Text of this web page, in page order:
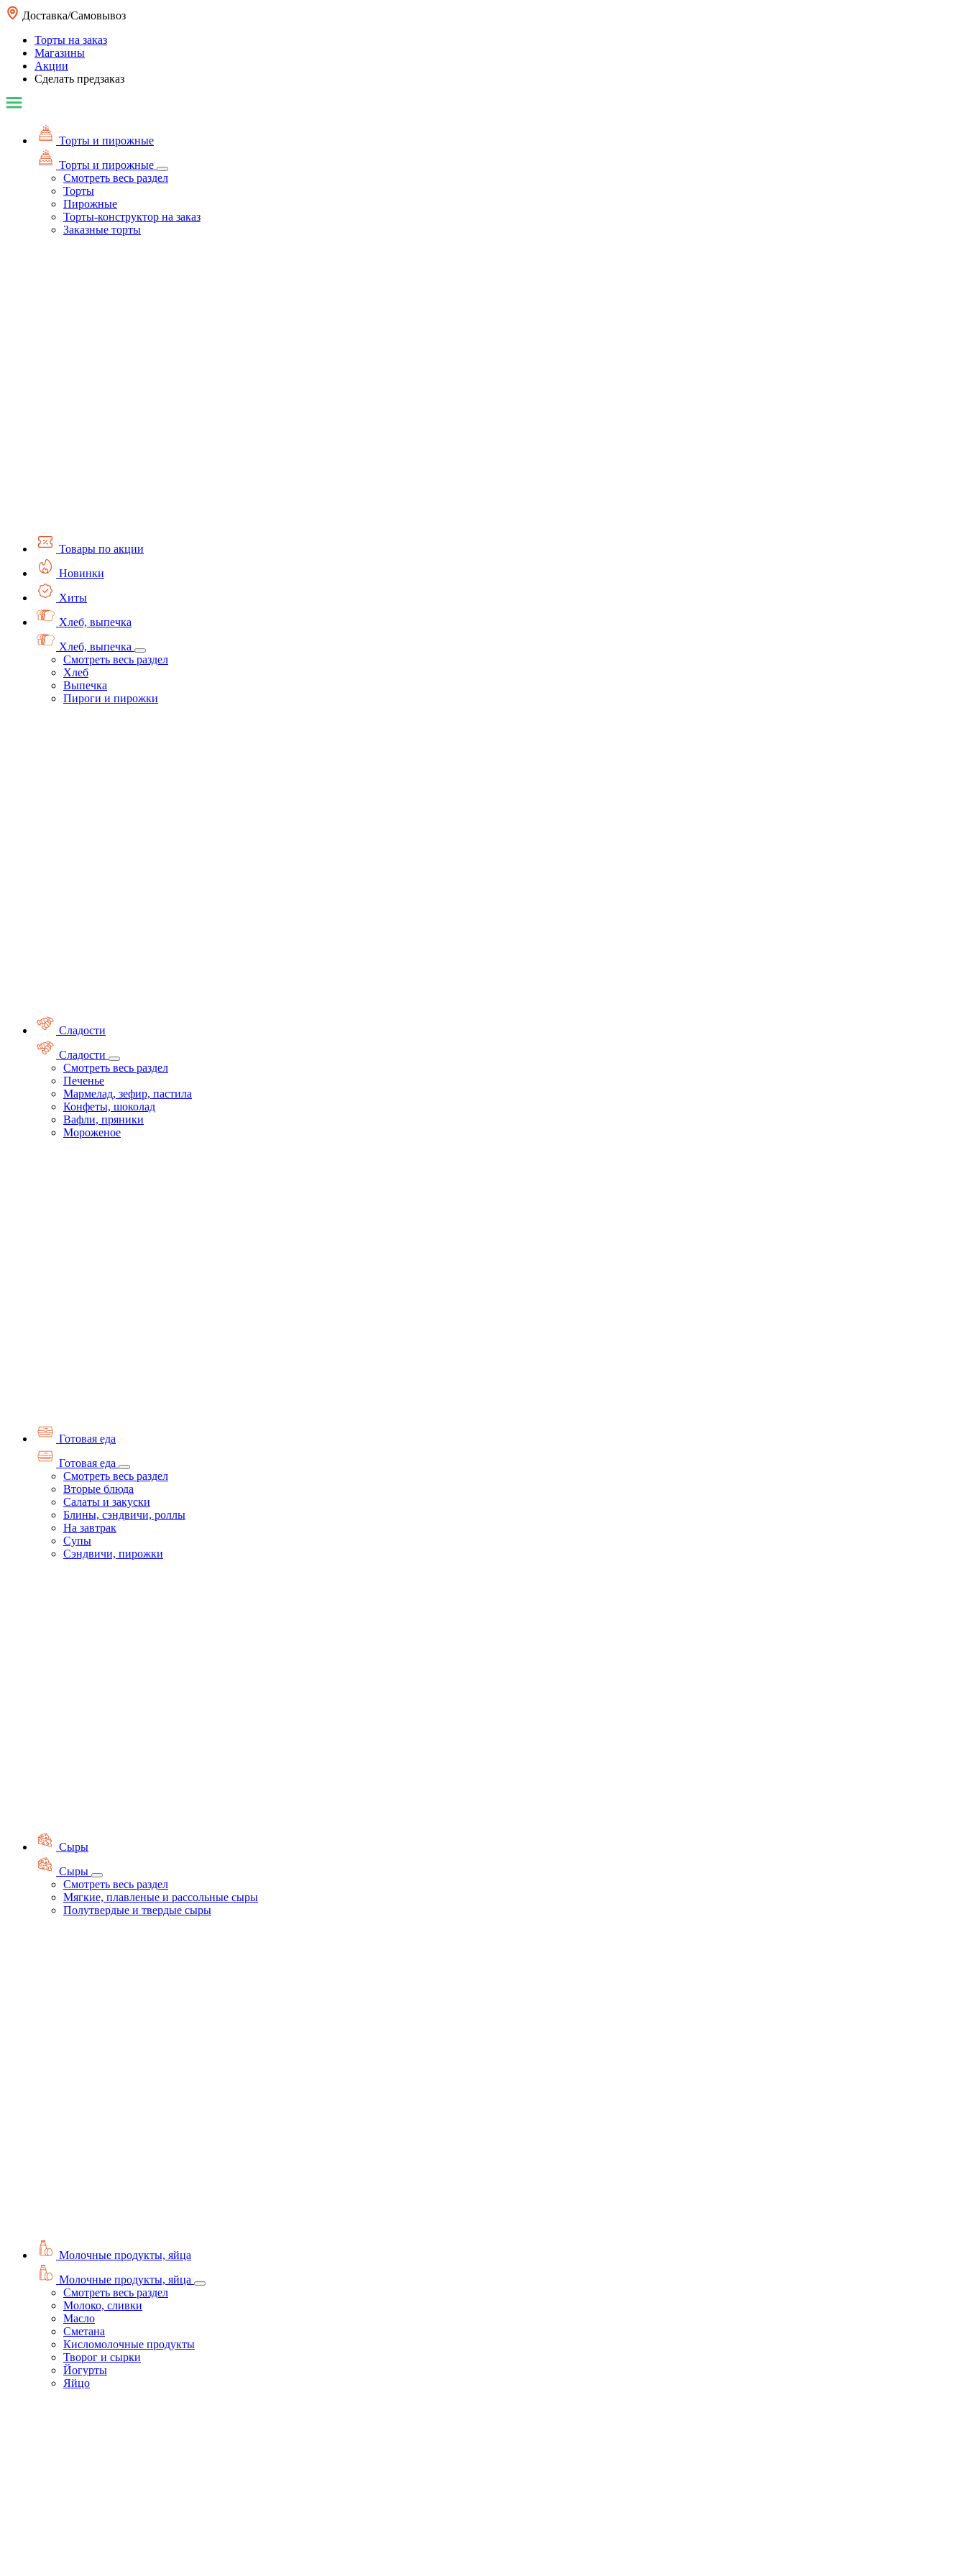
Доставка/Самовывоз
Торты на заказ
Магазины
Акции
Сделать предзаказ
Торты и пирожные
Торты и пирожные
Смотреть весь раздел
Торты
Пирожные
Торты-конструктор на заказ
Заказные торты
Товары по акции
Новинки
Хиты
Хлеб, выпечка
Хлеб, выпечка
Смотреть весь раздел
Хлеб
Выпечка
Пироги и пирожки
Сладости
Сладости
Смотреть весь раздел
Печенье
Мармелад, зефир, пастила
Конфеты, шоколад
Вафли, пряники
Мороженое
Готовая еда
Готовая еда
Смотреть весь раздел
Вторые блюда
Салаты и закуски
Блины, сэндвичи, роллы
На завтрак
Супы
Сэндвичи, пирожки
Сыры
Сыры
Смотреть весь раздел
Мягкие, плавленые и рассольные сыры
Полутвердые и твердые сыры
Молочные продукты, яйца
Молочные продукты, яйца
Смотреть весь раздел
Молоко, сливки
Масло
Сметана
Кисломолочные продукты
Творог и сырки
Йогурты
Яйцо